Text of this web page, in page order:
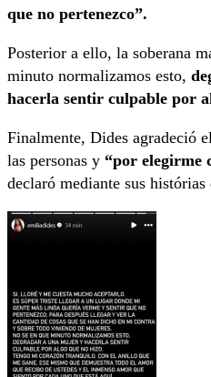
que no pertenezco”.
Posterior a ello, la soberana
minuto normalizamos esto,
hacerla sentir culpable por
Finalmente, Dides agradeció
las personas y “por elegirme
declaró mediante sus histórias